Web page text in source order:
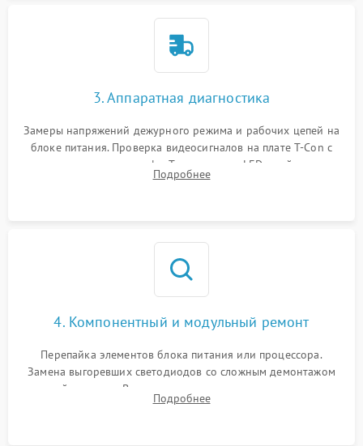
3. Аппаратная диагностика
Замеры напряжений дежурного режима и рабочих цепей на
блоке питания. Проверка видеосигналов на плате T-Con с
помощью осциллографа. Тестирование LED-драйвера и
светодиодных планок подсветки мультиметром.
Подробнее
4. Компонентный и модульный ремонт
Перепайка элементов блока питания или процессора.
Замена выгоревших светодиодов со сложным демонтажом
хрупкой матрицы. Восстановление поврежденных дорожек,
прошивка микросхем памяти EEPROM
Подробнее